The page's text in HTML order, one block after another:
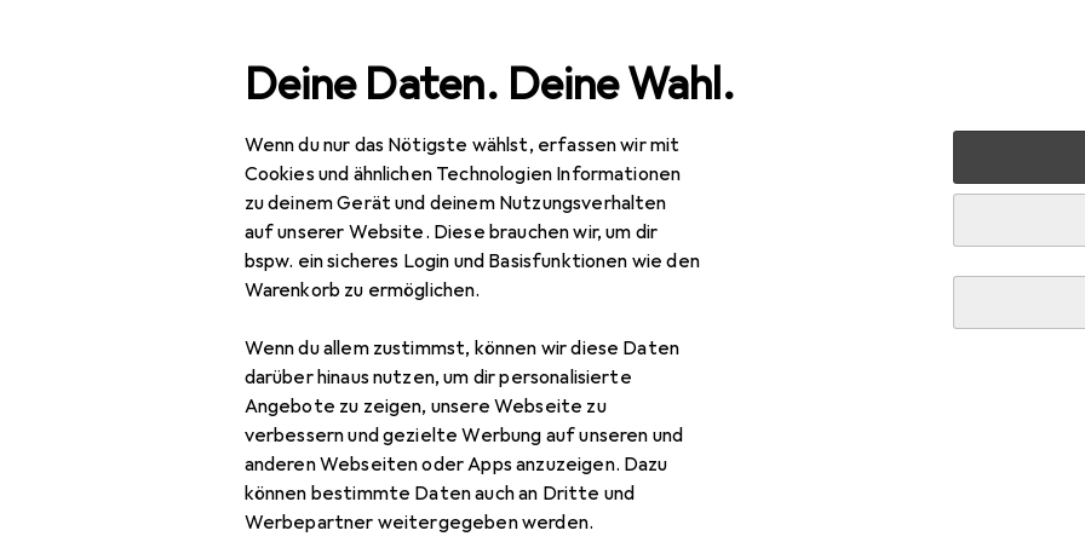
Deine Daten. Deine Wahl.
Wenn du nur das Nötigste wählst, erfassen wir mit
Cookies und ähnlichen Technologien Informationen
zu deinem Gerät und deinem Nutzungsverhalten
auf unserer Website. Diese brauchen wir, um dir
bspw. ein sicheres Login und Basisfunktionen wie den
Warenkorb zu ermöglichen.
Wenn du allem zustimmst, können wir diese Daten
darüber hinaus nutzen, um dir personalisierte
Angebote zu zeigen, unsere Webseite zu
verbessern und gezielte Werbung auf unseren und
anderen Webseiten oder Apps anzuzeigen. Dazu
können bestimmte Daten auch an Dritte und
Werbepartner weitergegeben werden.
Navigation nach Kategorien Gesamtsortiment IT + Multimedia Netzwerk